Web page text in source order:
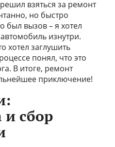
взяться за ремонт
но быстро
был вызов – я хотел
изнутри.
хотел заглушить
понял, что это
В итоге, ремонт
приключение!
и сбор